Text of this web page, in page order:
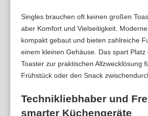
Singles brauchen oft keinen großen
aber Komfort und Vielseitigkeit.
kompakt gebaut und bieten zahlreiche
einem kleinen Gehäuse. Das spart Platz
Toaster zur praktischen Allzwecklösung
Frühstück oder den Snack
Technikliebhaber und
smarter Küchengeräte